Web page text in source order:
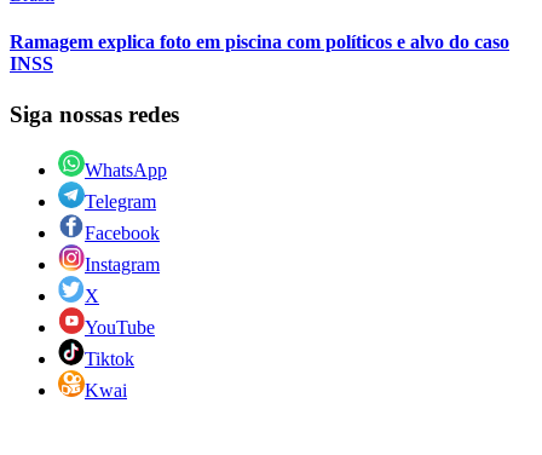
Ramagem explica foto em piscina com políticos e alvo do caso
INSS
Siga nossas redes
WhatsApp
Telegram
Facebook
Instagram
X
YouTube
Tiktok
Kwai